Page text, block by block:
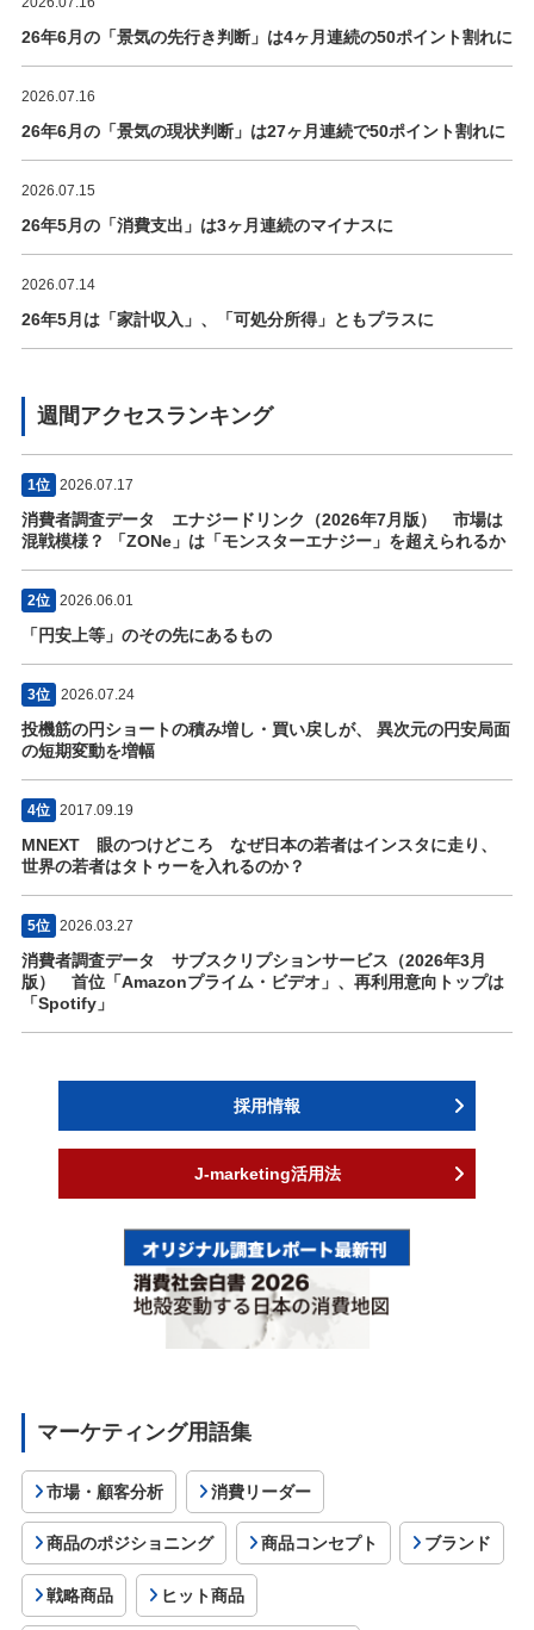
26年6月の「景気の先行き判断」は4ヶ月連続の50ポイント割れに
2026.07.16
26年6月の「景気の現状判断」は27ヶ月連続で50ポイント割れに
2026.07.15
26年5月の「消費支出」は3ヶ月連続のマイナスに
2026.07.14
26年5月は「家計収入」、「可処分所得」ともプラスに
週間アクセスランキング
1位 2026.07.17
消費者調査データ エナジードリンク（2026年7月版） 市場は
混戦模様？ 「ZONe」は「モンスターエナジー」を超えられるか
2位 2026.06.01
「円安上等」のその先にあるもの
3位 2026.07.24
投機筋の円ショートの積み増し・買い戻しが、 異次元の円安局面
の短期変動を増幅
4位 2017.09.19
MNEXT 眼のつけどころ なぜ日本の若者はインスタに走り、
世界の若者はタトゥーを入れるのか？
5位 2026.03.27
消費者調査データ サブスクリプションサービス（2026年3月
版） 首位「Amazonプライム・ビデオ」、再利用意向トップは
「Spotify」
採用情報
J-marketing活用法
マーケティング用語集
市場・顧客分析 消費リーダー
商品のポジショニング 商品コンセプト ブランド
戦略商品 ヒット商品